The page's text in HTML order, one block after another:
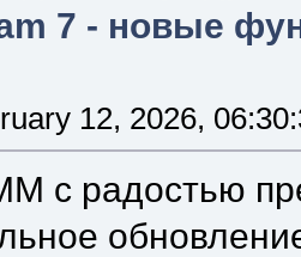
7 - новые
12, 2026,
с радостью